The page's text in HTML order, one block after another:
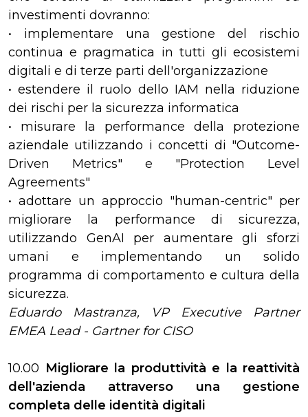
investimenti dovranno:
• implementare una gestione del rischio
continua e pragmatica in tutti gli ecosistemi
digitali e di terze parti dell'organizzazione
• estendere il ruolo dello IAM nella riduzione
dei rischi per la sicurezza informatica
• misurare la performance della protezione
aziendale utilizzando i concetti di "Outcome-
Driven Metrics" e "Protection Level
Agreements"
• adottare un approccio "human-centric" per
migliorare la performance di sicurezza,
utilizzando GenAI per aumentare gli sforzi
umani e implementando un solido
programma di comportamento e cultura della
sicurezza.
Eduardo Mastranza, VP Executive Partner
EMEA Lead - Gartner for CISO
10.00 Migliorare la produttività e la reattività
dell'azienda attraverso una gestione
completa delle identità digitali